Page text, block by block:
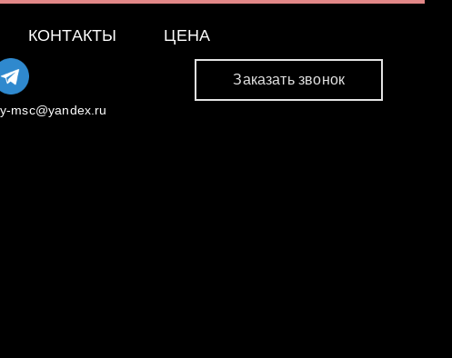
КОНТАКТЫ ЦЕНА
msc@yandex.ru
Заказать звонок